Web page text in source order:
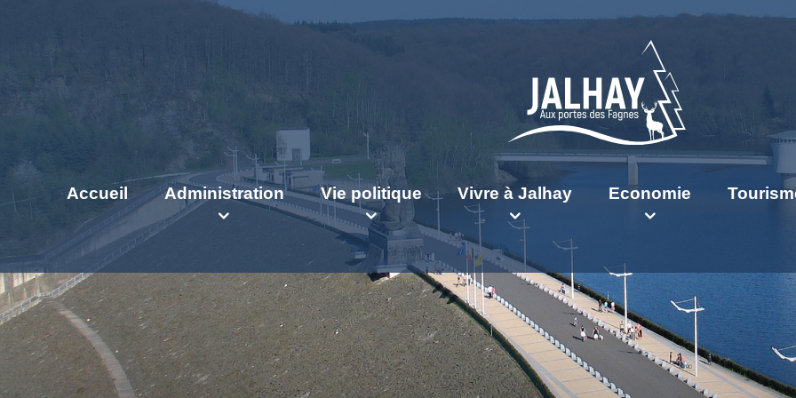
Accueil Administration Vie politique Vivre à Jalhay Economie